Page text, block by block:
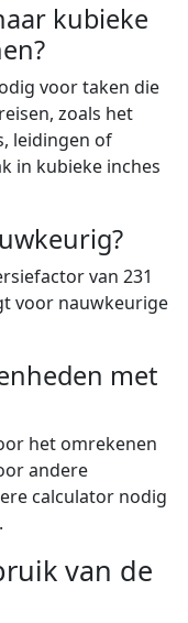
kubieke
voor taken die
zoals het
leidingen of
in kubieke inches
van 231
voor nauwkeurige
met
het omrekenen
andere
calculator nodig
van de